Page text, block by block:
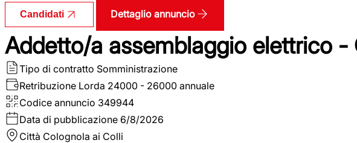
Candidati Dettaglio annuncio
Addetto/a assemblaggio elettrico -
Tipo di contratto Somministrazione
Retribuzione Lorda 24000 - 26000 annuale
Codice annuncio 349944
Data di pubblicazione 6/8/2026
Città Colognola ai Colli